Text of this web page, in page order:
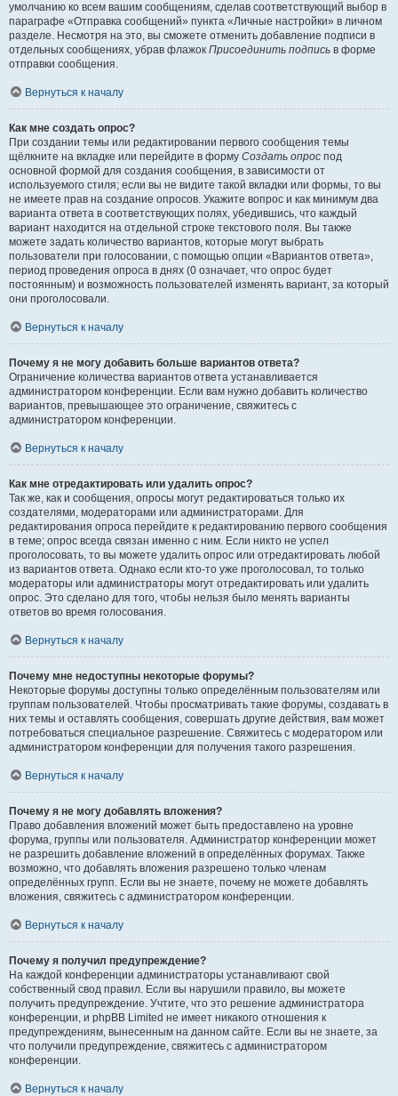
умолчанию ко всем вашим сообщениям, сделав соответствующий выбор в
параграфе «Отправка сообщений» пункта «Личные настройки» в личном
разделе. Несмотря на это, вы сможете отменить добавление подписи в
отдельных сообщениях, убрав флажок Присоединить подпись в форме
отправки сообщения.
Вернуться к началу
Как мне создать опрос?
При создании темы или редактировании первого сообщения темы
щёлкните на вкладке или перейдите в форму Создать опрос под
основной формой для создания сообщения, в зависимости от
используемого стиля; если вы не видите такой вкладки или формы, то вы
не имеете прав на создание опросов. Укажите вопрос и как минимум два
варианта ответа в соответствующих полях, убедившись, что каждый
вариант находится на отдельной строке текстового поля. Вы также
можете задать количество вариантов, которые могут выбрать
пользователи при голосовании, с помощью опции «Вариантов ответа»,
период проведения опроса в днях (0 означает, что опрос будет
постоянным) и возможность пользователей изменять вариант, за который
они проголосовали.
Вернуться к началу
Почему я не могу добавить больше вариантов ответа?
Ограничение количества вариантов ответа устанавливается
администратором конференции. Если вам нужно добавить количество
вариантов, превышающее это ограничение, свяжитесь с
администратором конференции.
Вернуться к началу
Как мне отредактировать или удалить опрос?
Так же, как и сообщения, опросы могут редактироваться только их
создателями, модераторами или администраторами. Для
редактирования опроса перейдите к редактированию первого сообщения
в теме; опрос всегда связан именно с ним. Если никто не успел
проголосовать, то вы можете удалить опрос или отредактировать любой
из вариантов ответа. Однако если кто-то уже проголосовал, то только
модераторы или администраторы могут отредактировать или удалить
опрос. Это сделано для того, чтобы нельзя было менять варианты
ответов во время голосования.
Вернуться к началу
Почему мне недоступны некоторые форумы?
Некоторые форумы доступны только определённым пользователям или
группам пользователей. Чтобы просматривать такие форумы, создавать в
них темы и оставлять сообщения, совершать другие действия, вам может
потребоваться специальное разрешение. Свяжитесь с модератором или
администратором конференции для получения такого разрешения.
Вернуться к началу
Почему я не могу добавлять вложения?
Право добавления вложений может быть предоставлено на уровне
форума, группы или пользователя. Администратор конференции может
не разрешить добавление вложений в определённых форумах. Также
возможно, что добавлять вложения разрешено только членам
определённых групп. Если вы не знаете, почему не можете добавлять
вложения, свяжитесь с администратором конференции.
Вернуться к началу
Почему я получил предупреждение?
На каждой конференции администраторы устанавливают свой
собственный свод правил. Если вы нарушили правило, вы можете
получить предупреждение. Учтите, что это решение администратора
конференции, и phpBB Limited не имеет никакого отношения к
предупреждениям, вынесенным на данном сайте. Если вы не знаете, за
что получили предупреждение, свяжитесь с администратором
конференции.
Вернуться к началу